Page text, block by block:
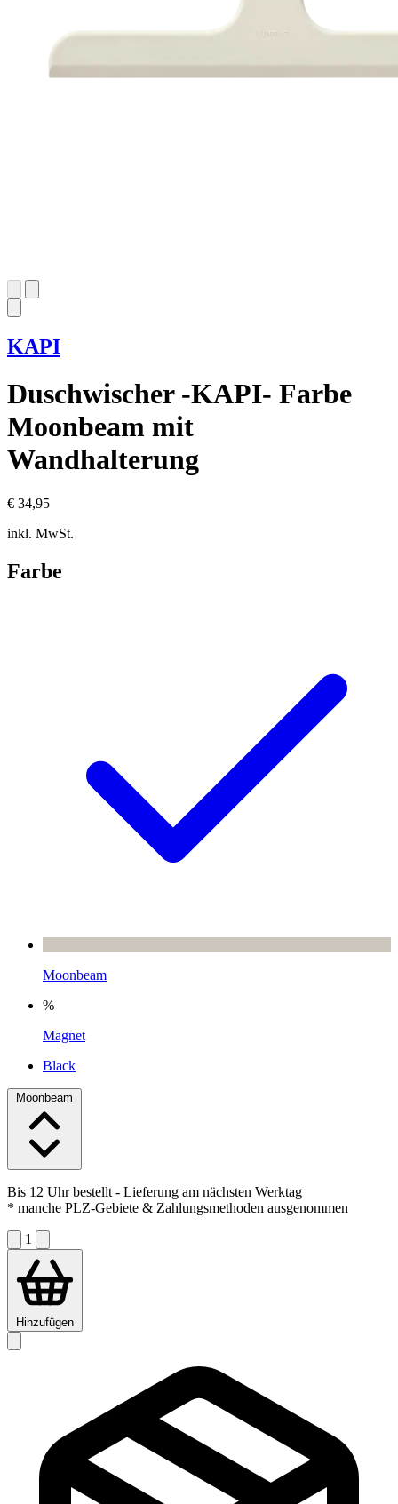
KAPI
Duschwischer -KAPI- Farbe
Moonbeam mit
Wandhalterung
€ 34,95
inkl. MwSt.
Farbe
Moonbeam
%
Magnet
Black
Moonbeam
Bis 12 Uhr bestellt - Lieferung am nächsten Werktag
* manche PLZ-Gebiete & Zahlungsmethoden ausgenommen
1
Hinzufügen